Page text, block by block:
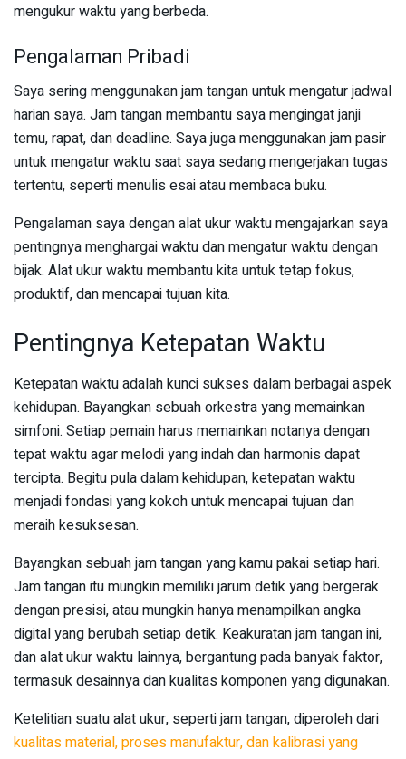
mengukur waktu yang berbeda.
Pengalaman Pribadi
Saya sering menggunakan jam tangan untuk mengatur jadwal
harian saya. Jam tangan membantu saya mengingat janji
temu, rapat, dan deadline. Saya juga menggunakan jam pasir
untuk mengatur waktu saat saya sedang mengerjakan tugas
tertentu, seperti menulis esai atau membaca buku.
Pengalaman saya dengan alat ukur waktu mengajarkan saya
pentingnya menghargai waktu dan mengatur waktu dengan
bijak. Alat ukur waktu membantu kita untuk tetap fokus,
produktif, dan mencapai tujuan kita.
Pentingnya Ketepatan Waktu
Ketepatan waktu adalah kunci sukses dalam berbagai aspek
kehidupan. Bayangkan sebuah orkestra yang memainkan
simfoni. Setiap pemain harus memainkan notanya dengan
tepat waktu agar melodi yang indah dan harmonis dapat
tercipta. Begitu pula dalam kehidupan, ketepatan waktu
menjadi fondasi yang kokoh untuk mencapai tujuan dan
meraih kesuksesan.
Bayangkan sebuah jam tangan yang kamu pakai setiap hari.
Jam tangan itu mungkin memiliki jarum detik yang bergerak
dengan presisi, atau mungkin hanya menampilkan angka
digital yang berubah setiap detik. Keakuratan jam tangan ini,
dan alat ukur waktu lainnya, bergantung pada banyak faktor,
termasuk desainnya dan kualitas komponen yang digunakan.
Ketelitian suatu alat ukur, seperti jam tangan, diperoleh dari
kualitas material, proses manufaktur, dan kalibrasi yang